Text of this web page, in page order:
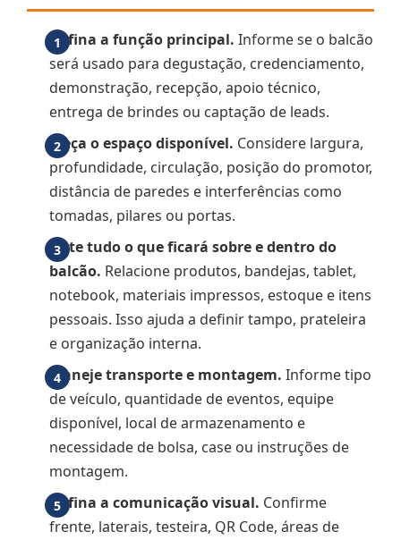
Defina a função principal. Informe se o balcão
será usado para degustação, credenciamento,
demonstração, recepção, apoio técnico,
entrega de brindes ou captação de leads.
Meça o espaço disponível. Considere largura,
profundidade, circulação, posição do promotor,
distância de paredes e interferências como
tomadas, pilares ou portas.
Liste tudo o que ficará sobre e dentro do
balcão. Relacione produtos, bandejas, tablet,
notebook, materiais impressos, estoque e itens
pessoais. Isso ajuda a definir tampo, prateleira
e organização interna.
Planeje transporte e montagem. Informe tipo
de veículo, quantidade de eventos, equipe
disponível, local de armazenamento e
necessidade de bolsa, case ou instruções de
montagem.
Defina a comunicação visual. Confirme
frente, laterais, testeira, QR Code, áreas de